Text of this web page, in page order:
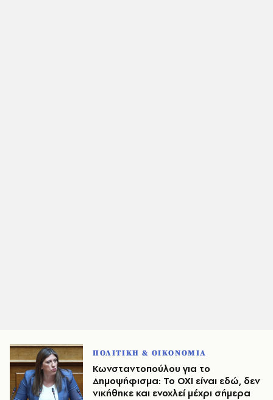
ΠΟΛΙΤΙΚΗ & ΟΙΚΟΝΟΜΙΑ
Κωνσταντοπούλου για το
Δημοψήφισμα: Το ΟΧΙ είναι εδώ, δεν
νικήθηκε και ενοχλεί μέχρι σήμερα